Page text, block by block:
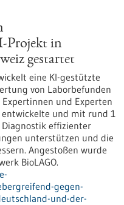
Projekt in
gestartet
eine KI-gestützte
von Laborbefunden
und Experten
entwickelte und mit rund 1
effizienter
unterstützen und die
Angestoßen wurde
BioLAGO.
gegen-
und-der-